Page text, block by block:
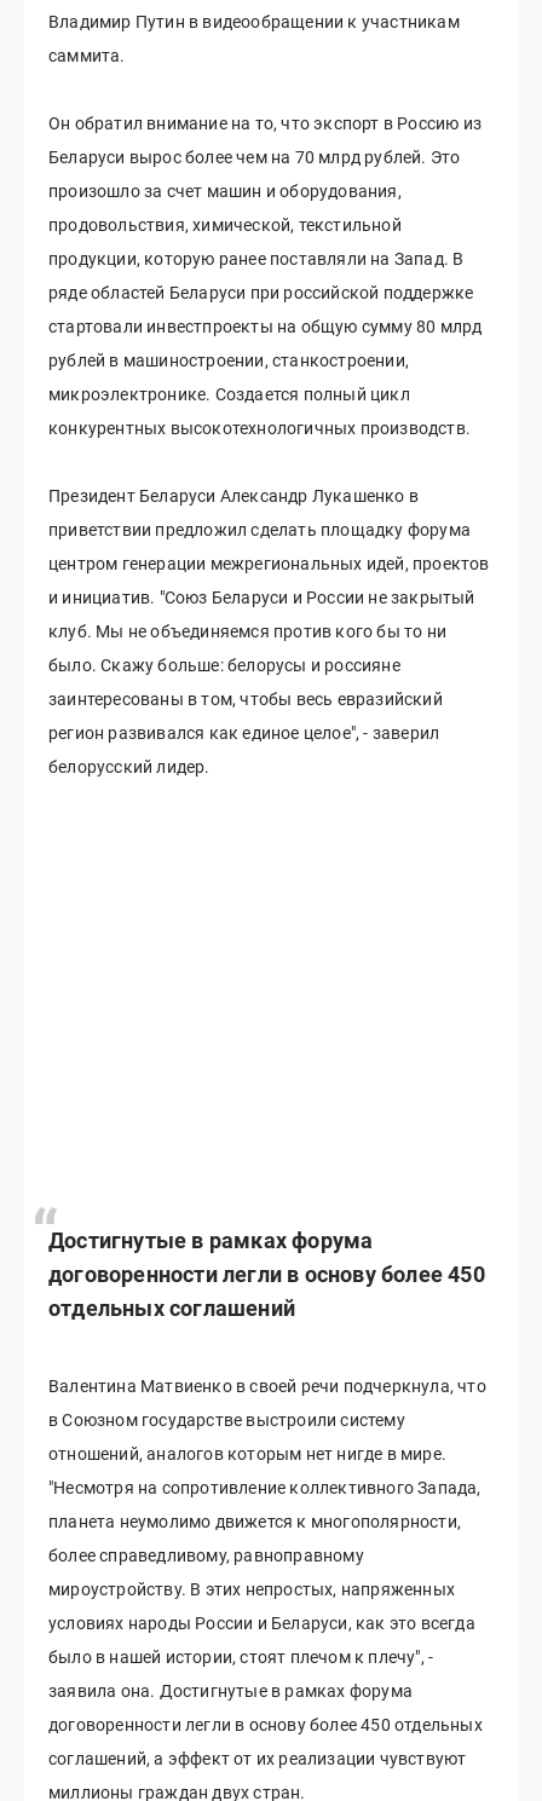
Владимир Путин в видеообращении к участникам
саммита.
Он обратил внимание на то, что экспорт в Россию из
Беларуси вырос более чем на 70 млрд рублей. Это
произошло за счет машин и оборудования,
продовольствия, химической, текстильной
продукции, которую ранее поставляли на Запад. В
ряде областей Беларуси при российской поддержке
стартовали инвестпроекты на общую сумму 80 млрд
рублей в машиностроении, станкостроении,
микроэлектронике. Создается полный цикл
конкурентных высокотехнологичных производств.
Президент Беларуси Александр Лукашенко в
приветствии предложил сделать площадку форума
центром генерации межрегиональных идей, проектов
и инициатив. "Союз Беларуси и России не закрытый
клуб. Мы не объединяемся против кого бы то ни
было. Скажу больше: белорусы и россияне
заинтересованы в том, чтобы весь евразийский
регион развивался как единое целое", - заверил
белорусский лидер.
Достигнутые в рамках форума
договоренности легли в основу более 450
отдельных соглашений
Валентина Матвиенко в своей речи подчеркнула, что
в Союзном государстве выстроили систему
отношений, аналогов которым нет нигде в мире.
"Несмотря на сопротивление коллективного Запада,
планета неумолимо движется к многополярности,
более справедливому, равноправному
мироустройству. В этих непростых, напряженных
условиях народы России и Беларуси, как это всегда
было в нашей истории, стоят плечом к плечу", -
заявила она. Достигнутые в рамках форума
договоренности легли в основу более 450 отдельных
соглашений, а эффект от их реализации чувствуют
миллионы граждан двух стран.